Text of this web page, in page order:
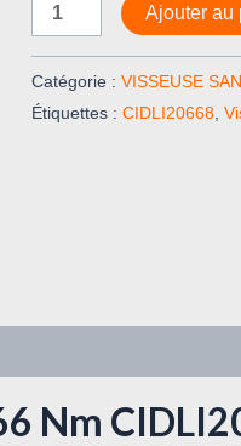
Ajouter au
Catégorie : VISSEUSE
Étiquettes : CIDLI20668,
Nm